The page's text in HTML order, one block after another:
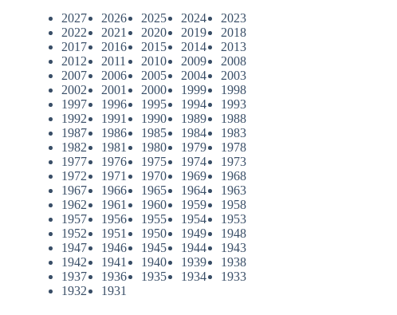
2027
2026 2025 2024
2023
2022
2021 2020 2019
2018
2017
2016 2015 2014
2013
2012
2011 2010 2009
2008
2007
2006 2005 2004
2003
2002
2001 2000 1999
1998
1997
1996 1995 1994
1993
1992
1991 1990 1989
1988
1987
1986 1985 1984
1983
1982
1981 1980 1979
1978
1977
1976 1975 1974
1973
1972
1971 1970 1969
1968
1967
1966 1965 1964
1963
1962
1961 1960 1959
1958
1957
1956 1955 1954
1953
1952
1951 1950 1949
1948
1947
1946 1945 1944
1943
1942
1941 1940 1939
1938
1937
1936 1935 1934
1933
1932
1931